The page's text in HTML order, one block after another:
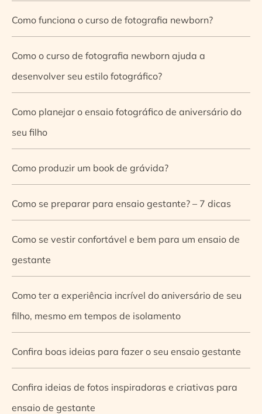
Como funciona o curso de fotografia newborn?
Como o curso de fotografia newborn ajuda a
desenvolver seu estilo fotográfico?
Como planejar o ensaio fotográfico de aniversário do
seu filho
Como produzir um book de grávida?
Como se preparar para ensaio gestante? – 7 dicas
Como se vestir confortável e bem para um ensaio de
gestante
Como ter a experiência incrível do aniversário de seu
filho, mesmo em tempos de isolamento
Confira boas ideias para fazer o seu ensaio gestante
Confira ideias de fotos inspiradoras e criativas para
ensaio de gestante